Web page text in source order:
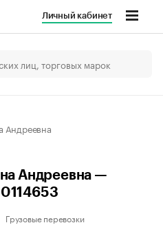
Личный кабинет
Андреевна
Андреевна —
Грузовые перевозки